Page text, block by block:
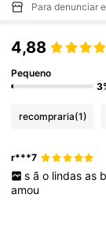
Para denunciar
4,88
Pequeno
recompraria(1)
r***7
s ã o lindas as
amou